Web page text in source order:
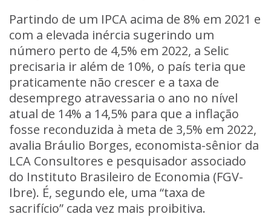
Partindo de um IPCA acima de 8% em 2021 e
com a elevada inércia sugerindo um
número perto de 4,5% em 2022, a Selic
precisaria ir além de 10%, o país teria que
praticamente não crescer e a taxa de
desemprego atravessaria o ano no nível
atual de 14% a 14,5% para que a inflação
fosse reconduzida à meta de 3,5% em 2022,
avalia Bráulio Borges, economista-sênior da
LCA Consultores e pesquisador associado
do Instituto Brasileiro de Economia (FGV-
Ibre). É, segundo ele, uma “taxa de
sacrifício” cada vez mais proibitiva.